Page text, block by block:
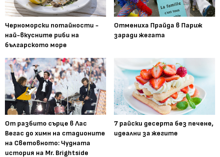
Черноморски потайности -
най-вкусните риби на
българското море
Отмениха Прайда в Париж
заради жегата
От разбито сърце в Лас
Вегас до химн на стадионите
на Световното: Чудната
история на Mr. Brightside
7 райски десерта без печене,
идеални за жегите